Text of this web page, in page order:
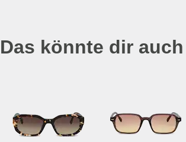
Das könnte dir